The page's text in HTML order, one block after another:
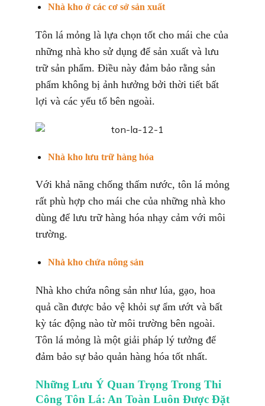
Nhà kho ở các cơ sở sản xuất
Tôn lá mỏng là lựa chọn tốt cho mái che của
những nhà kho sử dụng để sản xuất và lưu
trữ sản phẩm. Điều này đảm bảo rằng sản
phẩm không bị ảnh hưởng bởi thời tiết bất
lợi và các yếu tố bên ngoài.
Nhà kho lưu trữ hàng hóa
Với khả năng chống thấm nước, tôn lá mỏng
rất phù hợp cho mái che của những nhà kho
dùng để lưu trữ hàng hóa nhạy cảm với môi
trường.
Nhà kho chứa nông sản
Nhà kho chứa nông sản như lúa, gạo, hoa
quả cần được bảo vệ khỏi sự ẩm ướt và bất
kỳ tác động nào từ môi trường bên ngoài.
Tôn lá mỏng là một giải pháp lý tưởng để
đảm bảo sự bảo quản hàng hóa tốt nhất.
Những Lưu Ý Quan Trọng Trong Thi
Công Tôn Lá: An Toàn Luôn Được Đặt